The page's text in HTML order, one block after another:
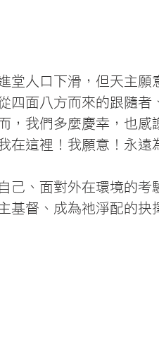
堂人口下滑，但天主願
四面八方而來的跟隨者
，我們多麼慶幸，也感
在這裡！我願意！永遠
己、面對外在環境的考
基督、成為祂淨配的抉